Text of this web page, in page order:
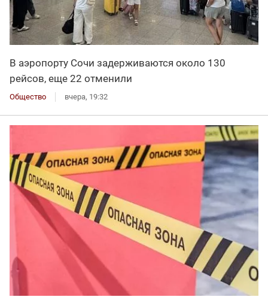
В аэропорту Сочи задерживаются около 130
рейсов, еще 22 отменили
Общество вчера, 19:32